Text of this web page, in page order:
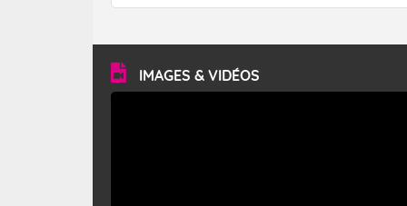
forêt. Mais qu'est-ce que le mistral ? Quelles sont ses
vitesse moyenne de 50 km/h et atteindre 80 à 100 km/h
en rafales, parfois davantage. Il parcourt la basse vallée
du Rhône et la Provence et envahit le littoral
méditerranéen à partir de la Camargue.
IMAGES & VIDÉOS